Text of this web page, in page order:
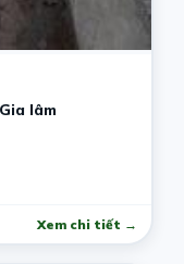
lâm
Xem chi tiết →